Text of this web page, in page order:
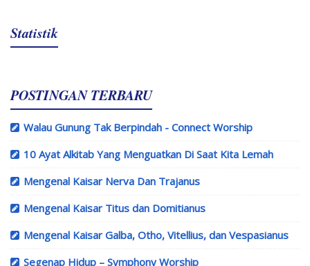
Statistik
POSTINGAN TERBARU
Walau Gunung Tak Berpindah - Connect Worship
10 Ayat Alkitab Yang Menguatkan Di Saat Kita Lemah
Mengenal Kaisar Nerva Dan Trajanus
Mengenal Kaisar Titus dan Domitianus
Mengenal Kaisar Galba, Otho, Vitellius, dan Vespasianus
Segenap Hidup – Symphony Worship